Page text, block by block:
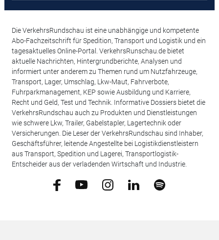
Die VerkehrsRundschau ist eine unabhängige und kompetente
Abo-Fachzeitschrift für Spedition, Transport und Logistik und ein
tagesaktuelles Online-Portal. VerkehrsRunschau.de bietet
aktuelle Nachrichten, Hintergrundberichte, Analysen und
informiert unter anderem zu Themen rund um Nutzfahrzeuge,
Transport, Lager, Umschlag, Lkw-Maut, Fahrverbote,
Fuhrparkmanagement, KEP sowie Ausbildung und Karriere,
Recht und Geld, Test und Technik. Informative Dossiers bietet die
VerkehrsRundschau auch zu Produkten und Dienstleistungen
wie schwere Lkw, Trailer, Gabelstapler, Lagertechnik oder
Versicherungen. Die Leser der VerkehrsRundschau sind Inhaber,
Geschäftsführer, leitende Angestellte bei Logistikdienstleistern
aus Transport, Spedition und Lagerei, Transportlogistik-
Entscheider aus der verladenden Wirtschaft und Industrie.